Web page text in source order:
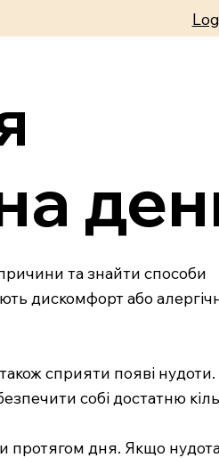
та знайти способи
дискомфорт або
сприяти появі нудоти.
собі достатню
протягом дня. Якщо